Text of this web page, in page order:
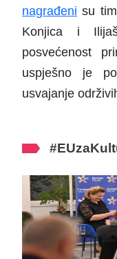
nagrađeni su
Konjica i
posvećenost
uspješno je
usvajanje
#